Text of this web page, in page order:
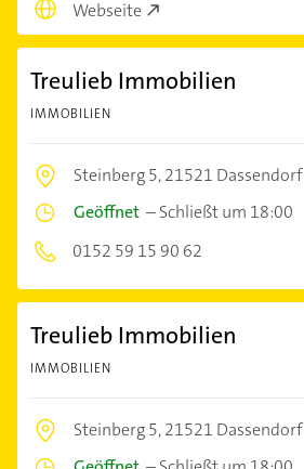
Webseite
Treulieb Immobilien
IMMOBILIEN
Steinberg 5,21521 Dassendorf
Geöffnet –Schließt um 18:00
0152 59 15 90 62
Treulieb Immobilien
IMMOBILIEN
Steinberg 5,21521 Dassendorf